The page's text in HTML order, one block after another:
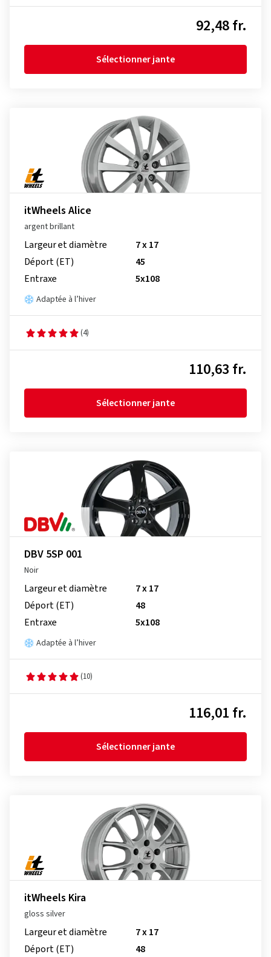
92,48 fr.
Sélectionner jante
itWheels Alice
argent brillant
Largeur et diamètre
7 x 17
Déport (ET)
45
Entraxe
5x108
Adaptée à l’hiver
(4)
110,63 fr.
Sélectionner jante
DBV 5SP 001
Noir
Largeur et diamètre
7 x 17
Déport (ET)
48
Entraxe
5x108
Adaptée à l’hiver
(10)
116,01 fr.
Sélectionner jante
itWheels Kira
gloss silver
Largeur et diamètre
7 x 17
Déport (ET)
48